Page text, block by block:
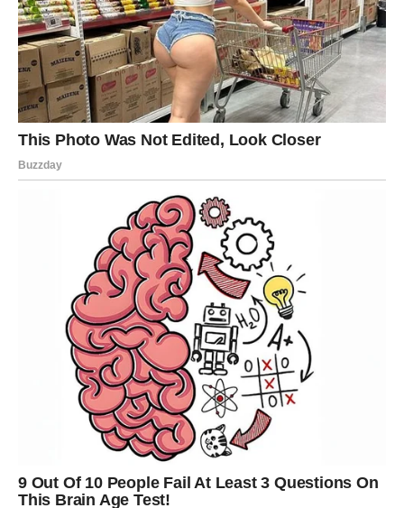
Smjesu krumpira ravnomjerno rasporedite po limu za pečenje.
pećnica:
Pecite u prethodno zagrijanoj pećnici oko 25 minuta, odnosno
dok dno ne počne dobivati ​​zlatnosmeđu boju.
Dodajte dodatni sadržaj:
Na to poslažite narezane rajčice i pospite nasjeckanim sirom.
Vratite u pećnicu i pecite dok se sir ne otopi i porumeni, oko